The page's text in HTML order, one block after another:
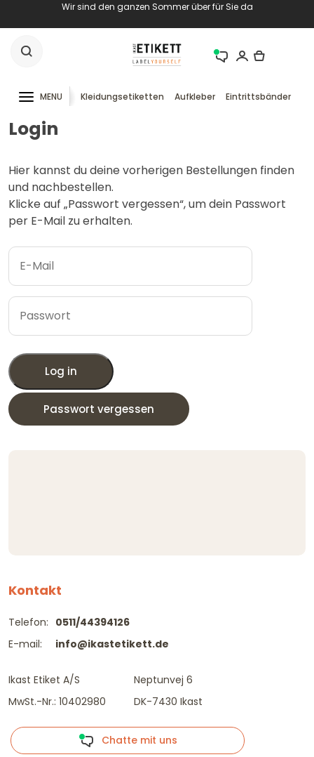
Wir sind den ganzen Sommer über für Sie da
MENU Kleidungsetiketten Aufkleber Eintrittsbänder
Login
Hier kannst du deine vorherigen Bestellungen finden
und nachbestellen.
Klicke auf „Passwort vergessen“, um dein Passwort
per E-Mail zu erhalten.
Log in
Passwort vergessen
Kontakt
Telefon:
E-mail:
0511/44394126
info@ikastetikett.de
Ikast Etiket A/S
MwSt.-Nr.: 10402980
Neptunvej 6
DK-7430 Ikast
Chatte mit uns